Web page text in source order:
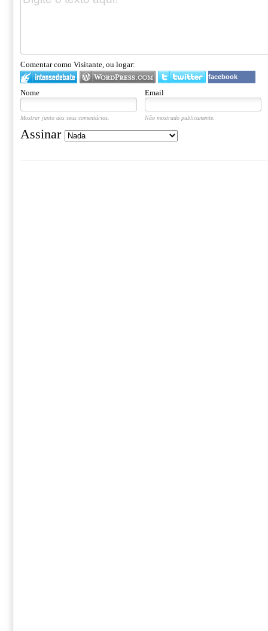
Comentar como Visitante, ou logar:
facebook
Nome Email
Mostrar junto aos seus comentários. Não mostrado publicamente.
Assinar